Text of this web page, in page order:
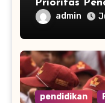
Prioritas
admin
pendidikan